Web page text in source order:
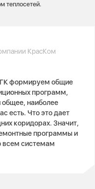
теплосетей.
КрасКом
формируем общие
программ,
общее, наиболее
есть. Что это дает
коридорах. Значит,
программы и
всем системам